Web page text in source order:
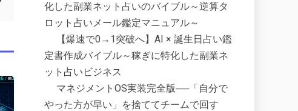
化した副業ネット占いのバイブル～逆算タ
ロット占いメール鑑定マニュアル～
【爆速で0→1突破へ】AI × 誕生日占い鑑
定書作成バイブル～稼ぎに特化した副業ネ
ット占いビジネス
マネジメントOS実装完全版──「自分で
やった方が早い」を捨ててチームで回す